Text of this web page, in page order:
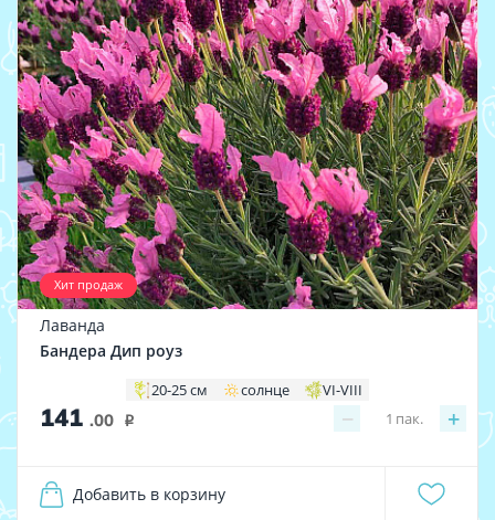
Хит продаж
Лаванда
Бандера Дип роуз
20-25 см солнце VI-VIII
141 .00 i − +
1 пак.
Добавить в корзину